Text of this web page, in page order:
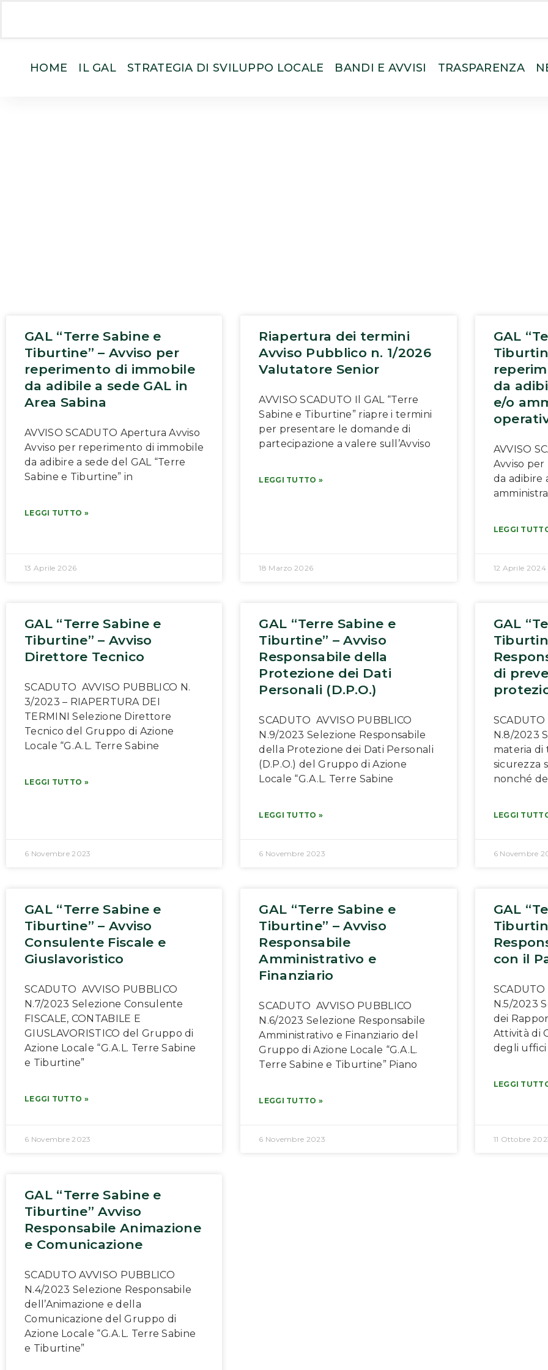
HOME IL GAL STRATEGIA DI SVILUPPO LOCALE BANDI E AVVISI TRASPARENZA
GAL “Terre Sabine e
Tiburtine” – Avviso per
reperimento di immobile
da adibile a sede GAL in
Area Sabina
AVVISO SCADUTO Apertura Avviso
Avviso per reperimento di immobile
da adibire a sede del GAL “Terre
Sabine e Tiburtine” in
LEGGI TUTTO »
13 Aprile 2026
Riapertura dei termini
Avviso Pubblico n. 1/2026
Valutatore Senior
AVVISO SCADUTO Il GAL “Terre
Sabine e Tiburtine” riapre i termini
per presentare le domande di
partecipazione a valere sull’Avviso
LEGGI TUTTO »
18 Marzo 2026
GAL
da
e/o
AVVISO
Avviso
da adibire
LEGGI
12 Aprile 2024
GAL “Terre Sabine e
Tiburtine” – Avviso
Direttore Tecnico
SCADUTO AVVISO PUBBLICO N.
3/2023 – RIAPERTURA DEI
TERMINI Selezione Direttore
Tecnico del Gruppo di Azione
Locale “G.A.L. Terre Sabine
LEGGI TUTTO »
6 Novembre 2023
GAL “Terre Sabine e
Tiburtine” – Avviso
Responsabile della
Protezione dei Dati
Personali (D.P.O.)
SCADUTO AVVISO PUBBLICO
N.9/2023 Selezione Responsabile
della Protezione dei Dati Personali
(D.P.O.) del Gruppo di Azione
Locale “G.A.L. Terre Sabine
LEGGI TUTTO »
6 Novembre 2023
GAL
di
N.8/2023
materia
sicurezza
nonché
LEGGI
6 Novembre
GAL “Terre Sabine e
Tiburtine” – Avviso
Consulente Fiscale e
Giuslavoristico
SCADUTO AVVISO PUBBLICO
N.7/2023 Selezione Consulente
FISCALE, CONTABILE E
GIUSLAVORISTICO del Gruppo di
Azione Locale “G.A.L. Terre Sabine
e Tiburtine”
LEGGI TUTTO »
6 Novembre 2023
GAL “Terre Sabine e
Tiburtine” – Avviso
Responsabile
Amministrativo e
Finanziario
SCADUTO AVVISO PUBBLICO
N.6/2023 Selezione Responsabile
Amministrativo e Finanziario del
Gruppo di Azione Locale “G.A.L.
Terre Sabine e Tiburtine” Piano
LEGGI TUTTO »
6 Novembre 2023
GAL
con il
N.5/2023
dei
Attività di
degli
LEGGI
11 Ottobre
GAL “Terre Sabine e
Tiburtine” Avviso
Responsabile Animazione
e Comunicazione
SCADUTO AVVISO PUBBLICO
N.4/2023 Selezione Responsabile
dell’Animazione e della
Comunicazione del Gruppo di
Azione Locale “G.A.L. Terre Sabine
e Tiburtine”